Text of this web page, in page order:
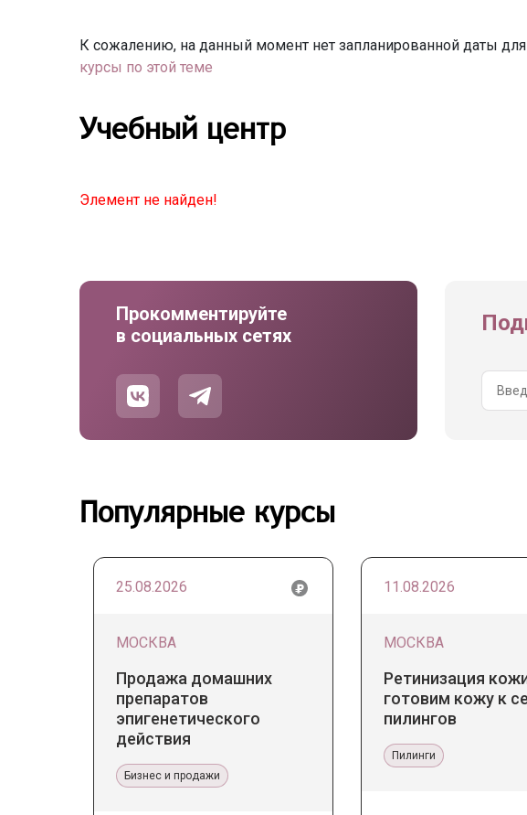
К сожалению, на данный момент нет запланированной даты
курсы по этой теме
Учебный центр
Элемент не найден!
Прокомментируйте
в социальных сетях
Популярные курсы
25.08.2026
МОСКВА
Продажа домашних
препаратов
эпигенетического
действия
Бизнес и продажи
11.08.2026
МОСКВА
Ретинизация
готовим кожу к
пилингов
Пилинги